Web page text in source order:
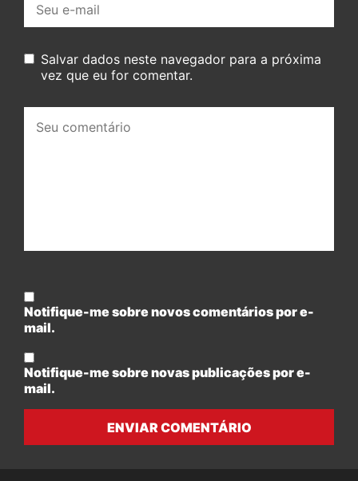
mail:
Salvar dados neste navegador para a próxima
vez que eu for comentar.
comentário:
Notifique-me sobre novos comentários por e-
mail.
Notifique-me sobre novas publicações por e-
mail.
ENVIAR COMENTÁRIO